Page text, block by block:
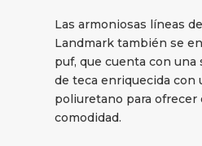
Las armoniosas líneas
Landmark también se
puf, que cuenta con una
de teca enriquecida con
poliuretano para ofrecer
comodidad.